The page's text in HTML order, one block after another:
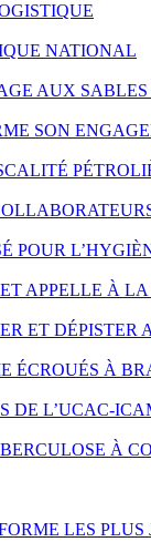
NATIONAL
AUX
SON
POUR
APPELLE À
ET DÉPISTER
ÉCROUÉS À
DE L’UCAC-
À
LES PLUS